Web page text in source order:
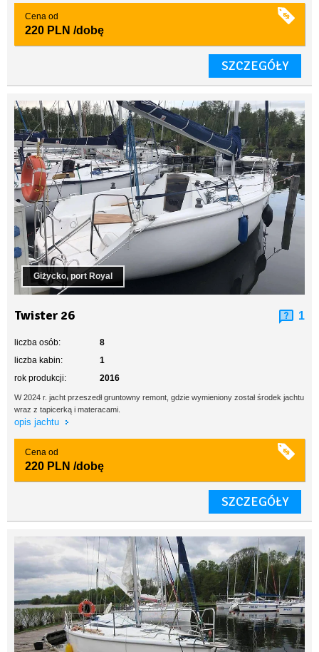
Cena od
220 PLN /dobę
SZCZEGÓŁY
Giżycko, port Royal
Twister 26 1
liczba osób:
8
liczba kabin:
1
rok produkcji:
2016
W 2024 r. jacht przeszedł gruntowny remont, gdzie wymieniony został środek jachtu
wraz z tapicerką i materacami.
opis jachtu
Cena od
220 PLN /dobę
SZCZEGÓŁY